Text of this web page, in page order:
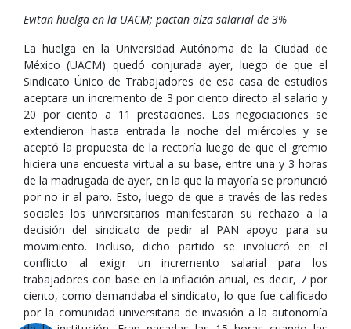
Evitan huelga en la UACM; pactan alza salarial de 3%
La huelga en la Universidad Autónoma de la Ciudad de
México (UACM) quedó conjurada ayer, luego de que el
Sindicato Único de Trabajadores de esa casa de estudios
aceptara un incremento de 3 por ciento directo al salario y
20 por ciento a 11 prestaciones. Las negociaciones se
extendieron hasta entrada la noche del miércoles y se
aceptó la propuesta de la rectoría luego de que el gremio
hiciera una encuesta virtual a su base, entre una y 3 horas
de la madrugada de ayer, en la que la mayoría se pronunció
por no ir al paro. Esto, luego de que a través de las redes
sociales los universitarios manifestaran su rechazo a la
decisión del sindicato de pedir al PAN apoyo para su
movimiento. Incluso, dicho partido se involucró en el
conflicto al exigir un incremento salarial para los
trabajadores con base en la inflación anual, es decir, 7 por
ciento, como demandaba el sindicato, lo que fue calificado
por la comunidad universitaria de invasión a la autonomía